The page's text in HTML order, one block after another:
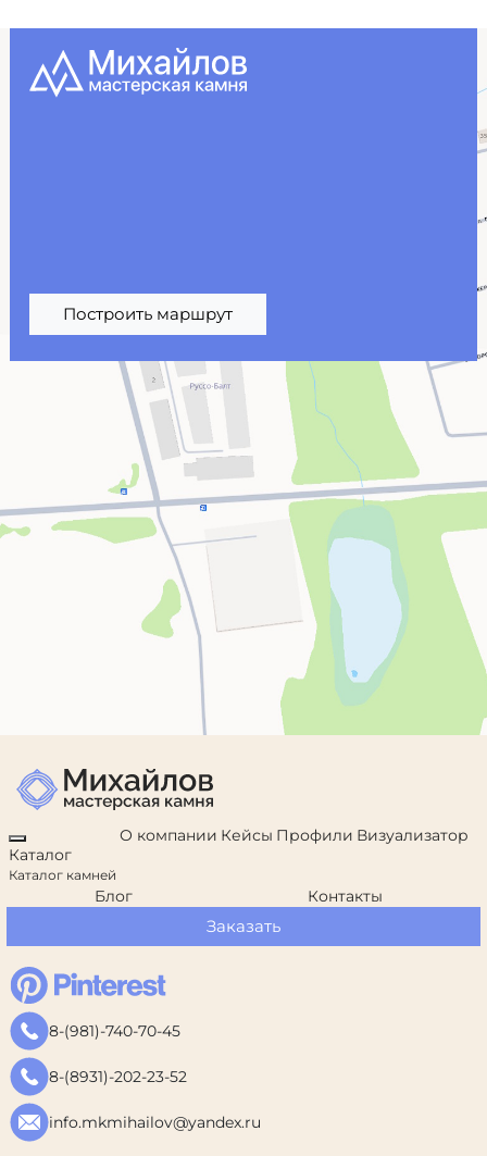
Построить маршрут
Каталог
Каталог камней
О компании Кейсы Профили Визуализатор
Блог Контакты
Заказать
8-(981)-740-70-45
8-(8931)-202-23-52
info.mkmihailov@yandex.ru